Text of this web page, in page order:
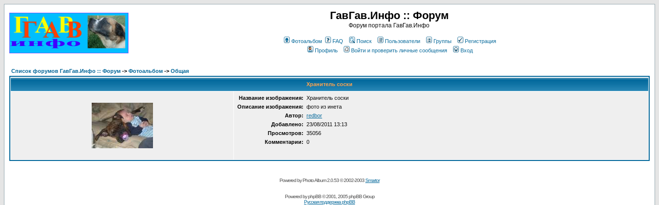
ГавГав.Инфо :: Форум
Форум портала ГавГав.Инфо
Фотоальбом FAQ Поиск Пользователи Группы
Регистрация
Профиль
Войти и проверить личные сообщения Вход
Список форумов ГавГав.Инфо :: Форум -> Фотоальбом -> Общая
Хранитель соски
Название изображения: Хранитель соски
Описание изображения: фото из инета
Автор: redbor
Добавлено: 23/08/2011 13:13
Просмотров: 35056
Комментарии: 0
Powered by Photo Album 2.0.53 © 2002-2003Smartor
Powered byphpBB© 2001, 2005 phpBB Group
Русская поддержка phpBB